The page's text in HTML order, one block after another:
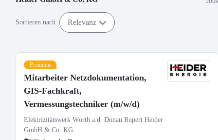
Sortieren nach Relevanz
Premium
Mitarbeiter Netzdokumentation,
GIS-Fachkraft,
Vermessungstechniker (m/w/d)
Elektrizitätswerk Wörth a.d. Donau Rupert Heider
GmbH & Co. KG